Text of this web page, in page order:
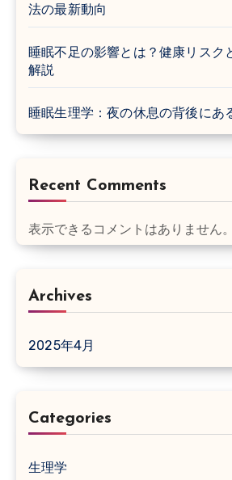
法の最新動向
睡眠不足の影響とは？健康リスク
解説
睡眠生理学：夜の休息の背後にあ
Recent Comments
表示できるコメントはありません。
Archives
2025年4月
Categories
生理学